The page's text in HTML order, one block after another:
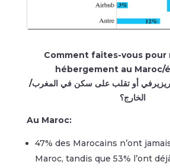
Comment faites-vous pour
hébergement au Maroc/
أو تقلب على سكن في المغرب/
الخارج؟
Au Maroc:
47% des Marocains n’ont
Maroc, tandis que 53% l’ont